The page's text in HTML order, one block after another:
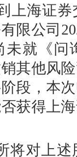
上海证
限公司
未就《问
其他风
段，本
获得上
将对上